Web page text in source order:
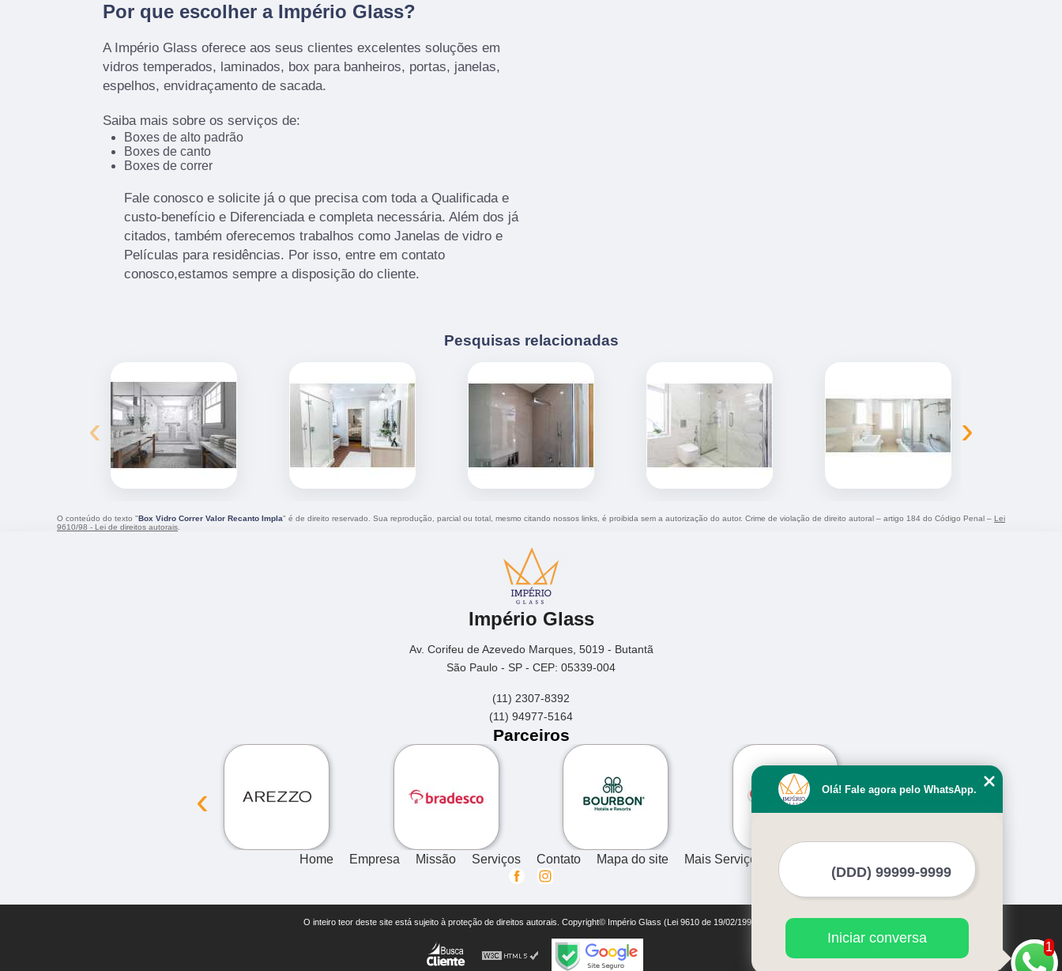
Por que escolher a Império Glass?
A Império Glass oferece aos seus clientes excelentes soluções em
vidros temperados, laminados, box para banheiros, portas, janelas,
espelhos, envidraçamento de sacada.
Saiba mais sobre os serviços de:
Boxes de alto padrão
Boxes de canto
Boxes de correr
Fale conosco e solicite já o que precisa com toda a Qualificada e
custo-benefício e Diferenciada e completa necessária. Além dos já
citados, também oferecemos trabalhos como Janelas de vidro e
Películas para residências. Por isso, entre em contato
conosco,estamos sempre a disposição do cliente.
Pesquisas relacionadas
‹ ›
O conteúdo do texto " Box Vidro Correr Valor Recanto Impla" é de direito reservado. Sua reprodução, parcial ou total, mesmo citando nossos links, é proibida sem a autorização do autor. Crime de violação de direito autoral – artigo 184 do Código Penal – Lei
9610/98 - Lei de direitos autorais.
Império Glass
Av. Corifeu de Azevedo Marques, 5019 - Butantã
São Paulo - SP - CEP: 05339-004
(11) 2307-8392
(11) 94977-5164
Parceiros
‹ ›
Home Empresa Missão Serviços Contato Mapa do site Mais Serviços
O inteiro teor deste site está sujeito à proteção de direitos autorais. Copyright© Império Glass (Lei 9610 de 19/02/1998)
1
Olá! Fale agora pelo WhatsApp.
Iniciar conversa